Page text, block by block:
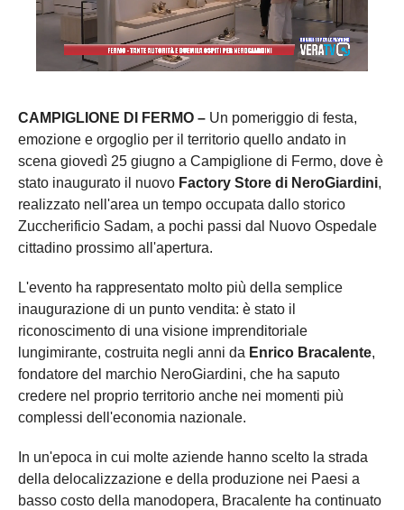
CAMPIGLIONE DI FERMO – Un pomeriggio di festa,
emozione e orgoglio per il territorio quello andato in
scena giovedì 25 giugno a Campiglione di Fermo, dove è
stato inaugurato il nuovo Factory Store di NeroGiardini,
realizzato nell'area un tempo occupata dallo storico
Zuccherificio Sadam, a pochi passi dal Nuovo Ospedale
cittadino prossimo all'apertura.
L'evento ha rappresentato molto più della semplice
inaugurazione di un punto vendita: è stato il
riconoscimento di una visione imprenditoriale
lungimirante, costruita negli anni da Enrico Bracalente,
fondatore del marchio NeroGiardini, che ha saputo
credere nel proprio territorio anche nei momenti più
complessi dell'economia nazionale.
In un'epoca in cui molte aziende hanno scelto la strada
della delocalizzazione e della produzione nei Paesi a
basso costo della manodopera, Bracalente ha continuato